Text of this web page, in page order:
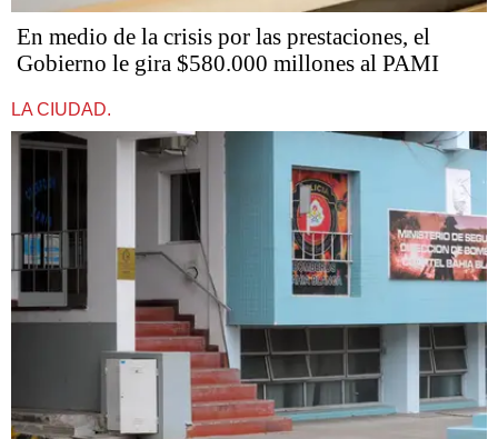
En medio de la crisis por las prestaciones, el
Gobierno le gira $580.000 millones al PAMI
LA CIUDAD.